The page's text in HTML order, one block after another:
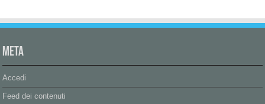
Meta
Accedi
Feed dei contenuti